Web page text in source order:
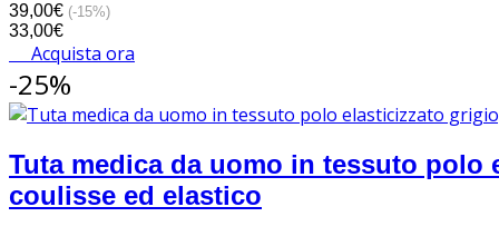
39,00€ (-15%)
33,00€
Acquista ora
-25%
Tuta medica da uomo in tessuto
coulisse ed elastico